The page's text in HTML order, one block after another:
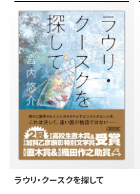
ラウリ・クースクを探して